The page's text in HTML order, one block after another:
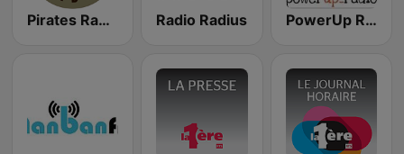
Pirates Radio Radio Radius PowerUp Radio